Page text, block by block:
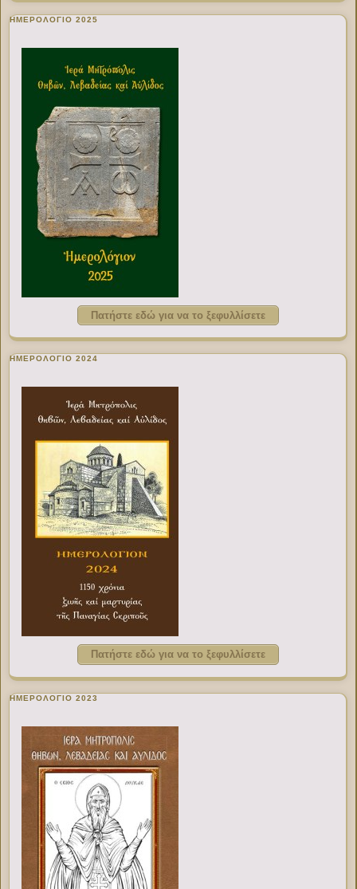
ΗΜΕΡΟΛΟΓΙΟ 2025
Πατήστε εδώ για να το ξεφυλλίσετε
ΗΜΕΡΟΛΟΓΙΟ 2024
Πατήστε εδώ για να το ξεφυλλίσετε
ΗΜΕΡΟΛΟΓΙΟ 2023